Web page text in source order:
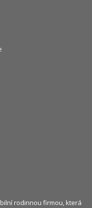
rodinnou firmou, která